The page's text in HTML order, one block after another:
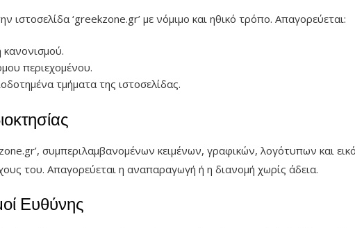
‘greekzone.gr’ με νόμιμο και ηθικό τρόπο. Απαγορεύεται:
περιεχομένου.
τμήματα της ιστοσελίδας.
συμπεριλαμβανομένων κειμένων, γραφικών, λογότυπων και
του. Απαγορεύεται η αναπαραγωγή ή η διανομή χωρίς άδεια.
Ευθύνης